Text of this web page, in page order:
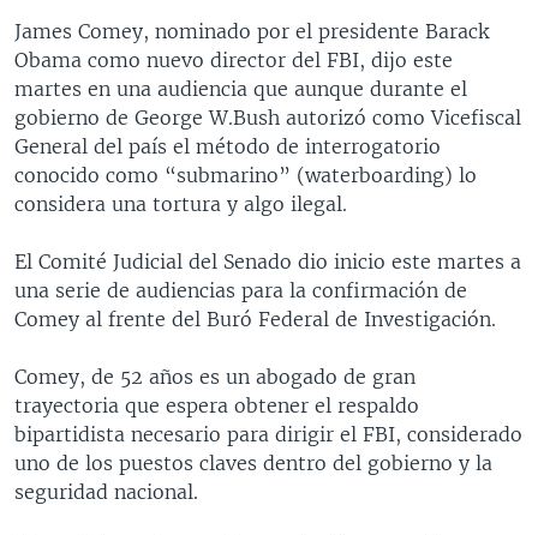
DEPORTIVO INTERNACIONAL
NOTA ECONÓMICA
ENTRETENIMIENTO
James Comey, nominado por el presidente Barack
Obama como nuevo director del FBI, dijo este
martes en una audiencia que aunque durante el
gobierno de George W.Bush autorizó como Vicefiscal
General del país el método de interrogatorio
conocido como “submarino” (waterboarding) lo
considera una tortura y algo ilegal.
El Comité Judicial del Senado dio inicio este martes a
una serie de audiencias para la confirmación de
Comey al frente del Buró Federal de Investigación.
Comey, de 52 años es un abogado de gran
trayectoria que espera obtener el respaldo
bipartidista necesario para dirigir el FBI, considerado
uno de los puestos claves dentro del gobierno y la
seguridad nacional.